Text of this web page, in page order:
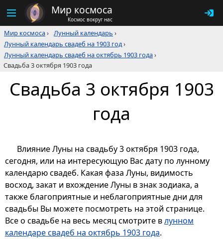
Мир космоса
Космос вокруг нас
Мир космоса› Лунный календарь ›
Лунный календарь свадеб на 1903 год›
Лунный календарь свадеб на октябрь 1903 года›
Свадьба 3 октября 1903 года
Свадьба 3 октября 1903
года
Влияние Луны на свадьбу 3 октября 1903 года,
сегодня, или на интересующую Вас дату по лунному
календарю свадеб. Какая фаза Луны, видимость
восход, закат и вхождение Луны в знак зодиака, а
также благоприятные и неблагоприятные дни для
свадьбы Вы можете посмотреть на этой странице.
Все о свадьбе на весь месяц смотрите влунном
календаре свадеб на октябрь 1903 года.